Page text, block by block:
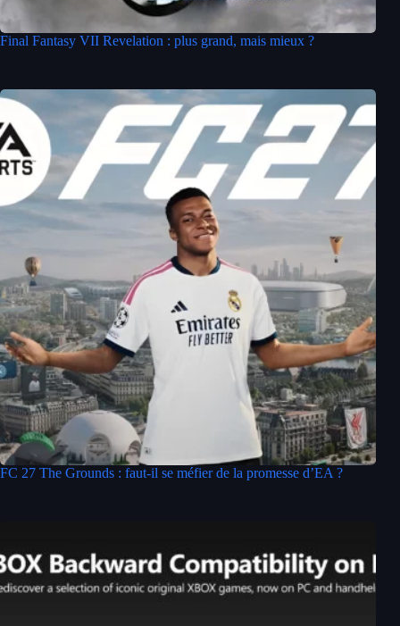
Final Fantasy VII Revelation : plus grand, mais mieux ?
FC 27 The Grounds : faut-il se méfier de la promesse d’EA ?